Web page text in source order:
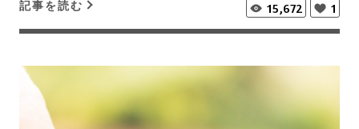
記事を読む 15,672 1